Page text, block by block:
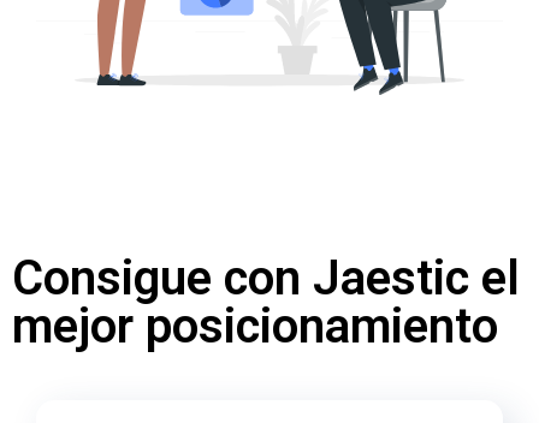
Consigue con Jaestic el
mejor posicionamiento